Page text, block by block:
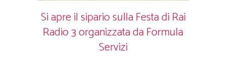
Si apre il sipario sulla Festa di Rai
Radio 3 organizzata da Formula
Servizi